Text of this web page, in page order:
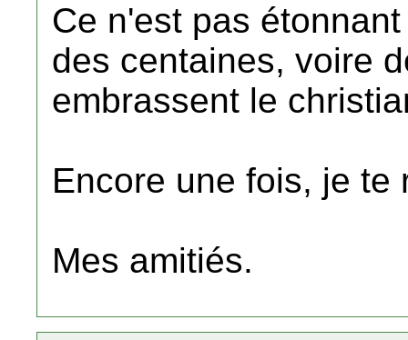
Ce n'est pas
des centaines, voire
embrassent le
Encore une fois, je te
Mes amitiés.